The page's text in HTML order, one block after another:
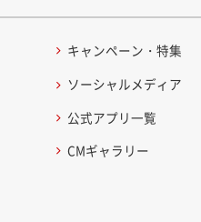
キャンペーン・特集
ソーシャルメディア
公式アプリ一覧
CMギャラリー